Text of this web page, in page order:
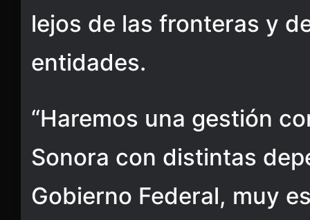
lejos de las fronteras y
entidades.
“Haremos una gestión
Sonora con distintas
Gobierno Federal, muy